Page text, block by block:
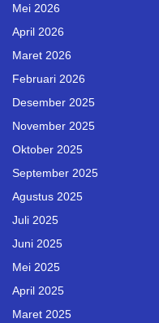
Mei 2026
April 2026
Maret 2026
Februari 2026
Desember 2025
November 2025
Oktober 2025
September 2025
Agustus 2025
Juli 2025
Juni 2025
Mei 2025
April 2025
Maret 2025